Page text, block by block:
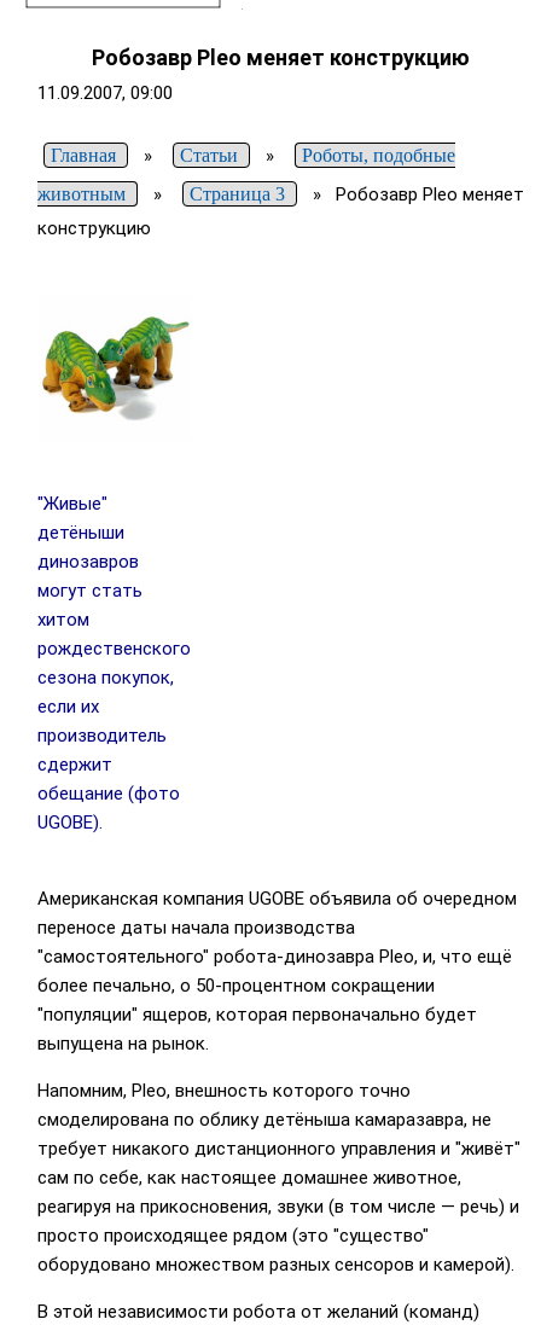
Робозавр Pleo меняет конструкцию
11.09.2007, 09:00
Главная » Статьи »
Роботы, подобные
животным
» Страница 3 » Робозавр Pleo меняет
конструкцию
"Живые"
детёныши
динозавров
могут стать
хитом
рождественского
сезона покупок,
если их
производитель
сдержит
обещание (фото
UGOBE).
Американская компания UGOBE объявила об очередном
переносе даты начала производства
"самостоятельного" робота-динозавра Pleo, и, что ещё
более печально, о 50-процентном сокращении
"популяции" ящеров, которая первоначально будет
выпущена на рынок.
Напомним, Pleo, внешность которого точно
смоделирована по облику детёныша камаразавра, не
требует никакого дистанционного управления и "живёт"
сам по себе, как настоящее домашнее животное,
реагируя на прикосновения, звуки (в том числе — речь) и
просто происходящее рядом (это "существо"
оборудовано множеством разных сенсоров и камерой).
В этой независимости робота от желаний (команд)